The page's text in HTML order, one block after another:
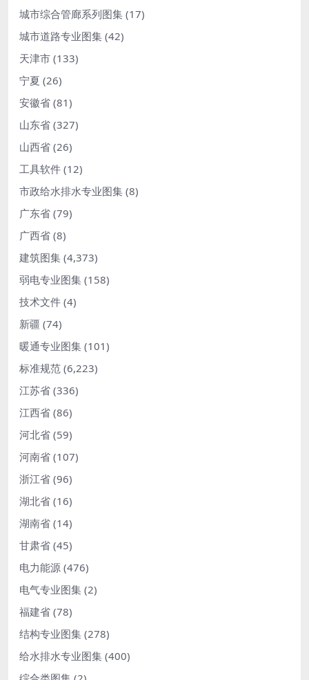
城市综合管廊系列图集 (17)
城市道路专业图集 (42)
天津市 (133)
宁夏 (26)
安徽省 (81)
山东省 (327)
山西省 (26)
工具软件 (12)
市政给水排水专业图集 (8)
广东省 (79)
广西省 (8)
建筑图集 (4,373)
弱电专业图集 (158)
技术文件 (4)
新疆 (74)
暖通专业图集 (101)
标准规范 (6,223)
江苏省 (336)
江西省 (86)
河北省 (59)
河南省 (107)
浙江省 (96)
湖北省 (16)
湖南省 (14)
甘肃省 (45)
电力能源 (476)
电气专业图集 (2)
福建省 (78)
结构专业图集 (278)
给水排水专业图集 (400)